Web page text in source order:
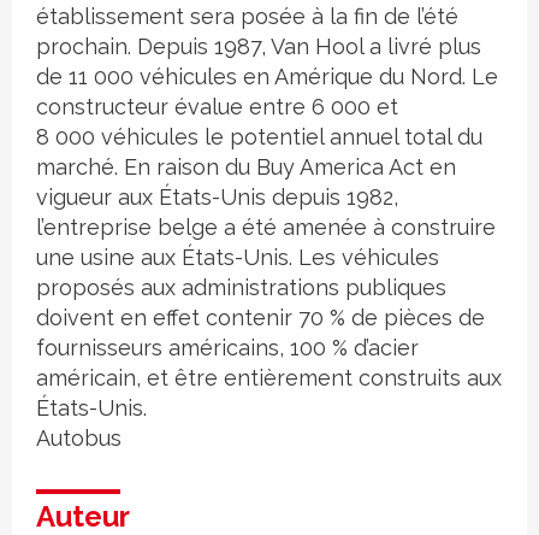
établissement sera posée à la fin de l’été
prochain. Depuis 1987, Van Hool a livré plus
de 11 000 véhicules en Amérique du Nord. Le
constructeur évalue entre 6 000 et
8 000 véhicules le potentiel annuel total du
marché. En raison du Buy America Act en
vigueur aux États-Unis depuis 1982,
l’entreprise belge a été amenée à construire
une usine aux États-Unis. Les véhicules
proposés aux administrations publiques
doivent en effet contenir 70 % de pièces de
fournisseurs américains, 100 % d’acier
américain, et être entièrement construits aux
États-Unis.
Autobus
Auteur